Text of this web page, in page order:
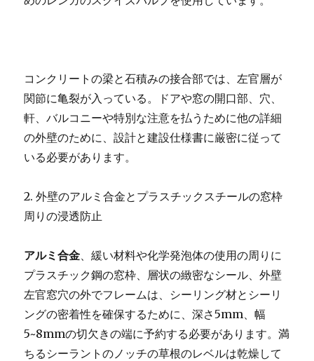
コンクリートの梁と石積みの接合部では、左官層が
関節に亀裂が入っている。ドアや窓の開口部、穴、
軒、バルコニーや特別な注意を払うために他の詳細
の外壁のために、設計と建設仕様書に厳密に従って
いる必要があります。
2. 外壁のアルミ合金とプラスチックスチールの窓枠
周りの浸透防止
アルミ合金、緩い材料や化学発泡体の使用の周りに
プラスチック鋼の窓枠、層状の緻密なシール、外壁
左官窓穴の外でフレームは、シーリング材とシーリ
ングの密着性を確保するために、深さ5mm、幅
5~8mmの切欠きの端に予約する必要があります。満
ちるシーラントのノッチの草根のレベルは乾燥して